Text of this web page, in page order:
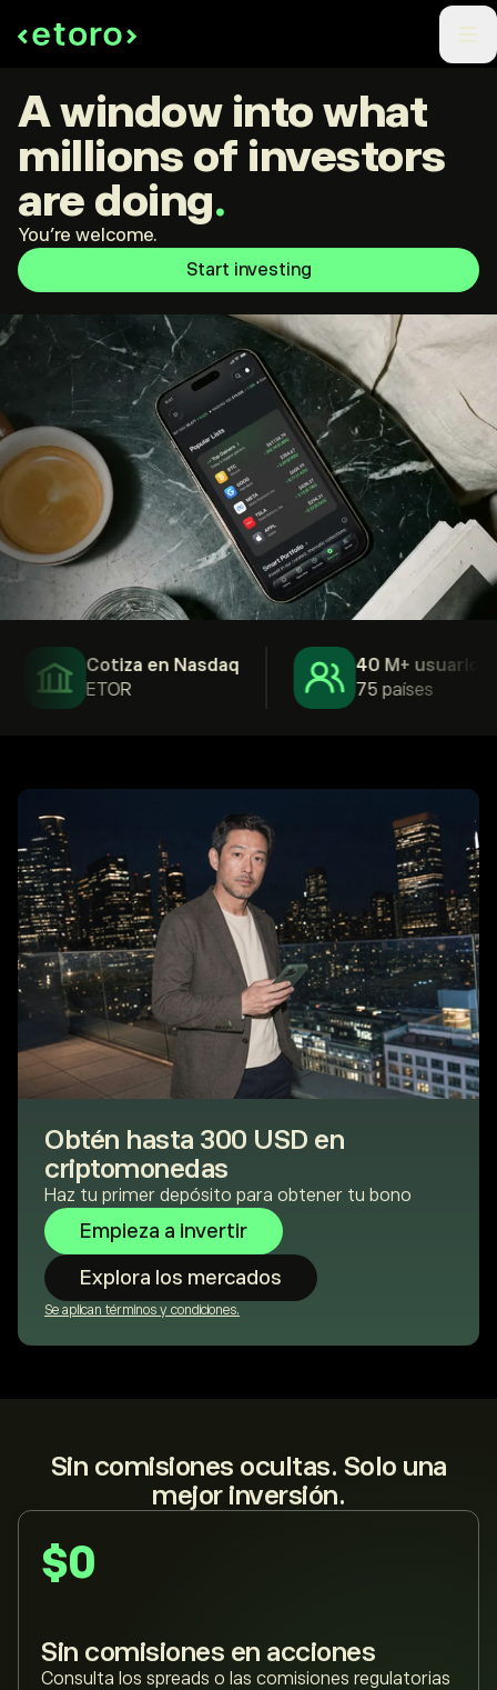
A window into what
millions of investors
are doing.
You're welcome.
Start investing
Cotiza en Nasdaq
ETOR
40 M+ usuarios
75 países
Obtén hasta 300 USD en
criptomonedas
Haz tu primer depósito para obtener tu bono
Empieza a invertir
Explora los mercados
Se aplican términos y condiciones.
Sin comisiones ocultas. Solo una
mejor inversión.
$0
Sin comisiones en acciones
Consulta los spreads o las comisiones regulatorias